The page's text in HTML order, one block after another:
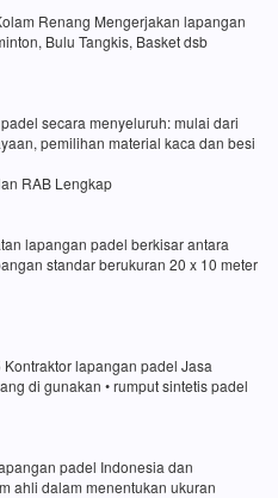
Renang Mengerjakan lapangan
Bulu Tangkis, Basket dsb
secara menyeluruh: mulai dari
pemilihan material kaca dan besi
RAB Lengkap
lapangan padel berkisar antara
standar berukuran 20 x 10 meter
lapangan padel Jasa
di gunakan • rumput sintetis padel
padel Indonesia dan
ahli dalam menentukan ukuran